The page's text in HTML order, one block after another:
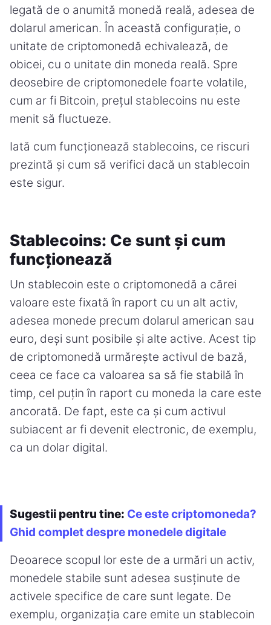
legată de o anumită monedă reală, adesea de
dolarul american. În această configurație, o
unitate de criptomonedă echivalează, de
obicei, cu o unitate din moneda reală. Spre
deosebire de criptomonedele foarte volatile,
cum ar fi Bitcoin, prețul stablecoins nu este
menit să fluctueze.
Iată cum funcționează stablecoins, ce riscuri
prezintă și cum să verifici dacă un stablecoin
este sigur.
Stablecoins: Ce sunt și cum
funcționează
Un stablecoin este o criptomonedă a cărei
valoare este fixată în raport cu un alt activ,
adesea monede precum dolarul american sau
euro, deși sunt posibile și alte active. Acest tip
de criptomonedă urmărește activul de bază,
ceea ce face ca valoarea sa să fie stabilă în
timp, cel puțin în raport cu moneda la care este
ancorată. De fapt, este ca și cum activul
subiacent ar fi devenit electronic, de exemplu,
ca un dolar digital.
Sugestii pentru tine: Ce este criptomoneda?
Ghid complet despre monedele digitale
Deoarece scopul lor este de a urmări un activ,
monedele stabile sunt adesea susținute de
activele specifice de care sunt legate. De
exemplu, organizația care emite un stablecoin